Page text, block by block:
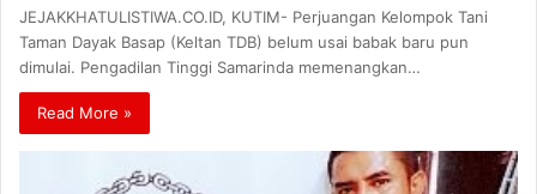
JEJAKKHATULISTIWA.CO.ID, KUTIM- Perjuangan Kelompok Tani
Taman Dayak Basap (Keltan TDB) belum usai babak baru pun
dimulai. Pengadilan Tinggi Samarinda memenangkan…
Read More »